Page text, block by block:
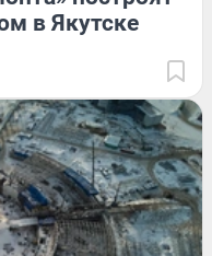
в Якутске